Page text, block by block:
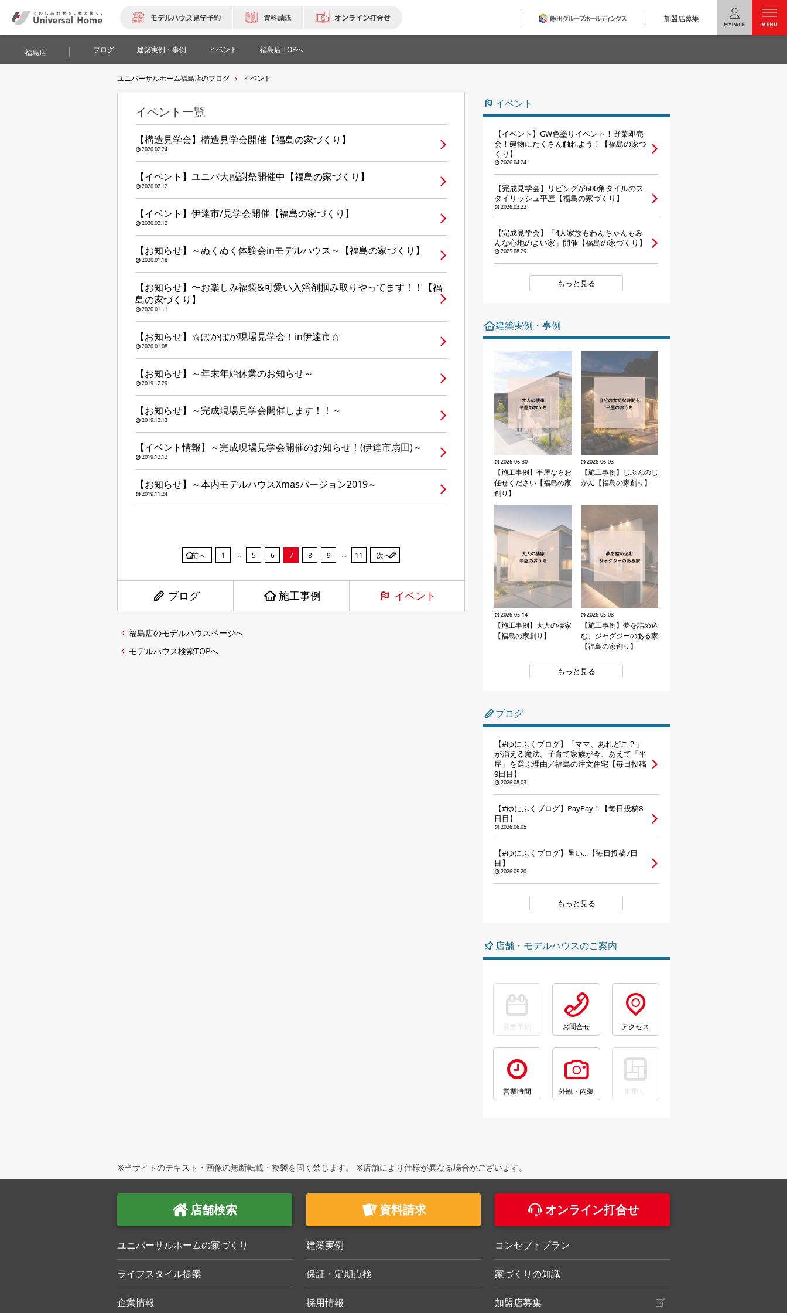
モデルハウス見学予約 資料請求 オンライン打合せ 加盟店募集
テクノロジー
モデルハウス 検索・見学予約
家づくりの知識
お問い合わせ
福島店 ブログ 建築実例・事例 イベント 福島店 TOPへ
ユニバーサルホーム福島店のブログ イベント
イベント一覧
【構造見学会】構造見学会開催【福島の家づくり】
2020.02.24
【イベント】ユニバ大感謝祭開催中【福島の家づくり】
2020.02.12
【イベント】伊達市/見学会開催【福島の家づくり】
2020.02.12
【お知らせ】～ぬくぬく体験会inモデルハウス～【福島の家づくり】
2020.01.18
【お知らせ】〜お楽しみ福袋&可愛い入浴剤掴み取りやってます！！【福
島の家づくり】
2020.01.11
【お知らせ】☆ぽかぽか現場見学会！in伊達市☆
2020.01.08
【お知らせ】～年末年始休業のお知らせ～
2019.12.29
【お知らせ】～完成現場見学会開催します！！～
2019.12.13
【イベント情報】～完成現場見学会開催のお知らせ！(伊達市扇田)～
2019.12.12
【お知らせ】～本内モデルハウスXmasバージョン2019～
2019.11.24
前へ 1 … 5 6 7 8 9 … 11 次へ
ブログ 施工事例 イベント
福島店のモデルハウスページへ
モデルハウス検索TOPへ
イベント
【イベント】GW色塗りイベント！野菜即売
会！建物にたくさん触れよう！【福島の家づ
くり】
2026.04.24
【完成見学会】リビングが600角タイルのス
タイリッシュ平屋【福島の家づくり】
2026.03.22
【完成見学会】「4人家族もわんちゃんもみ
んな心地のよい家」開催【福島の家づくり】
2025.08.29
もっと見る
建築実例・事例
2026-06-30
【施工事例】平屋ならお
任せください【福島の家
創り】
2026-06-03
【施工事例】じぶんのじ
かん【福島の家創り】
2026-05-14
【施工事例】大人の棲家
【福島の家創り】
2026-05-08
【施工事例】夢を詰め込
む、ジャグジーのある家
【福島の家創り】
もっと見る
ブログ
【#ゆにふくブログ】「ママ、あれどこ？」
が消える魔法。子育て家族が今、あえて「平
屋」を選ぶ理由／福島の注文住宅【毎日投稿
9日目】
2026.08.03
【#ゆにふくブログ】PayPay！【毎日投稿8
日目】
2026.06.05
【#ゆにふくブログ】暑い...【毎日投稿7日
目】
2026.05.20
もっと見る
店舗・モデルハウスのご案内
見学予約 お問合せ アクセス
営業時間 外観・内装 間取り
※当サイトのテキスト・画像の無断転載・複製を固く禁じます。 ※店舗により仕様が異なる場合がございます。
店舗検索 資料請求 オンライン打合せ
ユニバーサルホームの家づくり 建築実例 コンセプトプラン
ライフスタイル提案 保証・定期点検 家づくりの知識
企業情報 採用情報 加盟店募集